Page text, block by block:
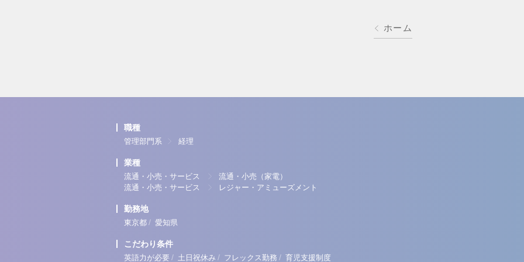
ホーム
職種
管理部門系 経理
業種
流通・小売・サービス
流通・小売（家電）
流通・小売・サービス
レジャー・アミューズメント
勤務地
東京都 / 愛知県
こだわり条件
英語力が必要 / 土日祝休み / フレックス勤務 / 育児支援制度